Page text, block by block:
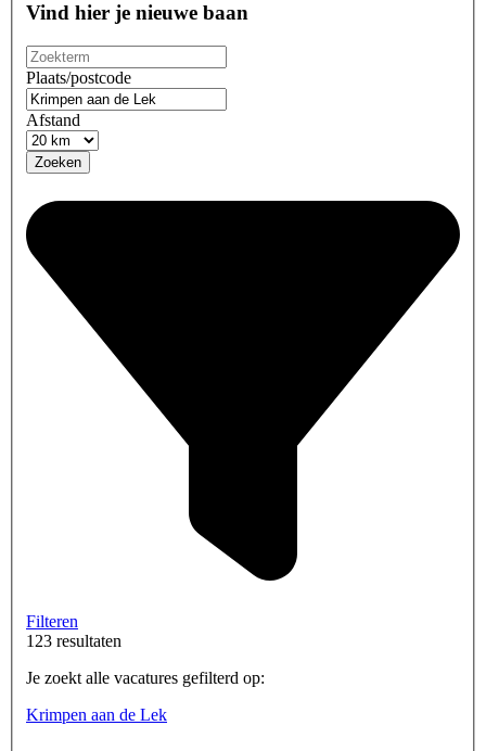
Vind hier je nieuwe baan
Plaats/postcode
Afstand
Zoeken
Filteren
123 resultaten
Je zoekt alle vacatures gefilterd op:
Krimpen aan de Lek